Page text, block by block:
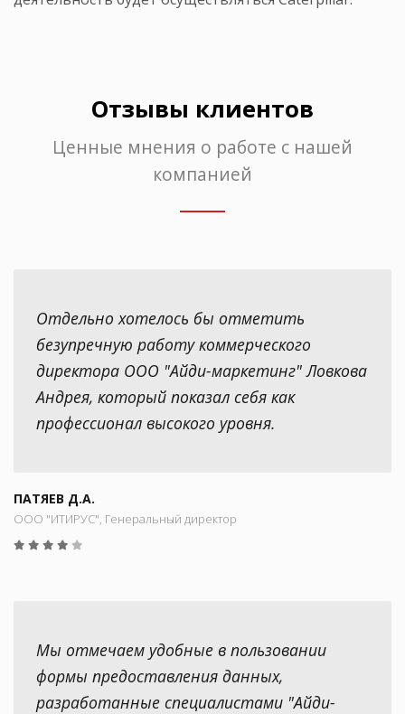
Отзывы клиентов
Ценные мнения о работе с нашей
компанией
Отдельно хотелось бы отметить
безупречную работу коммерческого
директора ООО "Айди-маркетинг" Ловкова
Андрея, который показал себя как
профессионал высокого уровня.
ПАТЯЕВ Д.А.
ООО "ИТИРУС", Генеральный директор
Мы отмечаем удобные в пользовании
формы предоставления данных,
разработанные специалистами "Айди-